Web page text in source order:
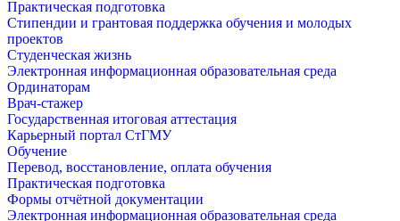
Практическая подготовка
Стипендии и грантовая поддержка обучения и молодых
проектов
Студенческая жизнь
Электронная информационная образовательная среда
Ординаторам
Врач-стажер
Государственная итоговая аттестация
Карьерный портал СтГМУ
Обучение
Перевод, восстановление, оплата обучения
Практическая подготовка
Формы отчётной документации
Электронная информационная образовательная среда